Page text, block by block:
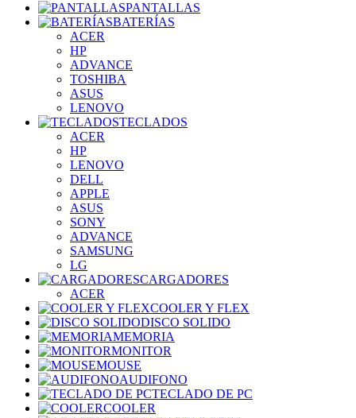
PANTALLAS
BATERÍAS
ACER
HP
ADVANCE
TOSHIBA
ASUS
LENOVO
TECLADOS
ACER
HP
LENOVO
DELL
APPLE
ASUS
SONY
ADVANCE
SAMSUNG
LG
CARGADORES
ACER
COOLER Y FLEX
DISCO SOLIDO
MEMORIA
MONITOR
MOUSE
AUDIFONO
TECLADO DE PC
COOLER